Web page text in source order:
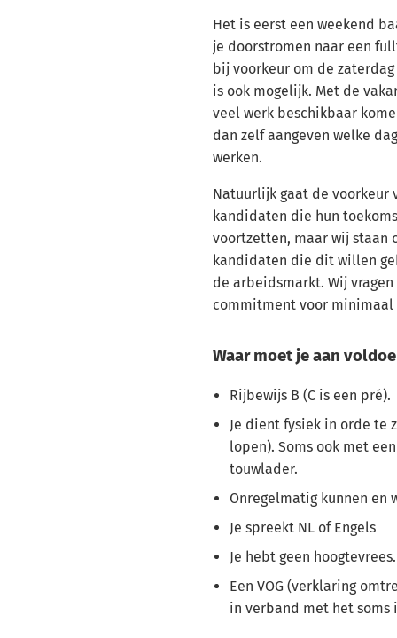
Het is eerst een weekend
je doorstromen naar een
bij voorkeur om de
is ook mogelijk. Met de
veel werk beschikbaar
dan zelf aangeven welke
werken.
Natuurlijk gaat de voorkeur
kandidaten die hun
voortzetten, maar wij staan
kandidaten die dit willen
de arbeidsmarkt. Wij
commitment voor minimaal
Waar moet je aan
Rijbewijs B (C is een pré).
Je dient fysiek in orde te
lopen). Soms ook met
touwlader.
Onregelmatig kunnen en
Je spreekt NL of Engels
Je hebt geen hoogtevrees.
Een VOG (verklaring
in verband met het soms